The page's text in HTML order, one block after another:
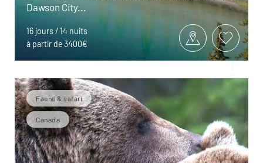
Dawson City...
16 jours / 14 nuits
à partir de 3400€
Faune & safari
Canada